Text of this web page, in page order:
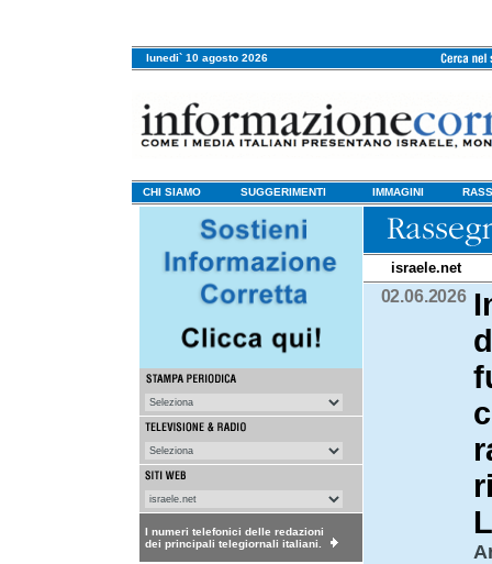
lunedi` 10 agosto 2026
CHI SIAMO SUGGERIMENTI IMMAGINI
I numeri telefonici delle redazioni
dei principali telegiornali italiani.
israele.net
02.06.2026